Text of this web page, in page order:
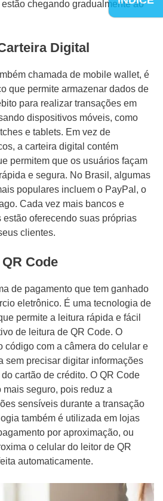
chegando gradualmente ao
Digital
chamada de mobile wallet, é
que permite armazenar dados de
para realizar transações em
dispositivos móveis, como
e tablets. Em vez de
a carteira digital contém
permitem que os usuários façam
e segura. No Brasil, algumas
populares incluem o PayPal, o
Cada vez mais bancos e
oferecendo suas próprias
clientes.
Code
de pagamento que tem ganhado
eletrônico. É uma tecnologia de
permite a leitura rápida e fácil
de leitura de QR Code. O
código com a câmera do celular e
sem precisar digitar informações
cartão de crédito. O QR Code
seguro, pois reduz a
sensíveis durante a transação
também é utilizada em lojas
por aproximação, ou
o celular do leitor de QR
automaticamente.